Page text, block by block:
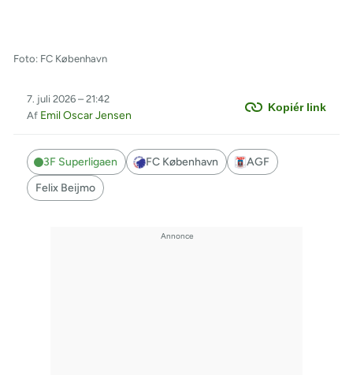
Foto: FC København
Kopiér link
7. juli 2026 – 21:42
Af Emil Oscar Jensen
3F Superligaen FC København
AGF
Felix Beijmo